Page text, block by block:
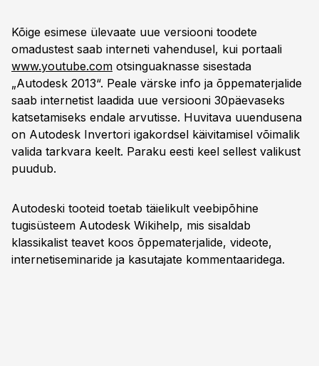
Kõige esimese ülevaate uue versiooni toodete
omadustest saab interneti vahendusel, kui portaali
www.youtube.com otsinguaknasse sisestada
„Autodesk 2013“. Peale värske info ja õppematerjalide
saab internetist laadida uue versiooni 30päevaseks
katsetamiseks endale arvutisse. Huvitava uuendusena
on Autodesk Invertori igakordsel käivitamisel võimalik
valida tarkvara keelt. Paraku eesti keel sellest valikust
puudub.
Autodeski tooteid toetab täielikult veebipõhine
tugisüsteem Autodesk Wikihelp, mis sisaldab
klassikalist teavet koos õppematerjalide, videote,
internetiseminaride ja kasutajate kommentaaridega.